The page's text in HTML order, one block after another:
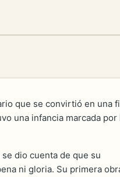
que se convirtió en una
una infancia marcada por
dio cuenta de que su
ni gloria. Su primera